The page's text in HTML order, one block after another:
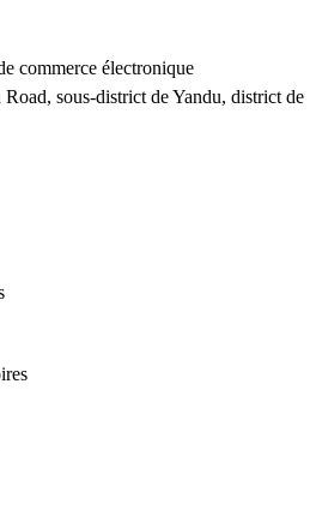
commerce électronique
sous-district de Yandu, district de